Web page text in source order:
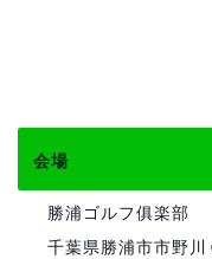
会場
勝浦ゴルフ俱楽部
千葉県勝浦市市野川